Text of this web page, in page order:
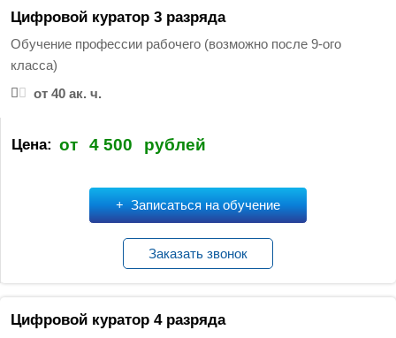
Цифровой куратор 3 разряда
Обучение профессии рабочего (возможно после 9-ого
класса)
от 40 ак. ч.
Цена: от 4 500 рублей
Записаться на обучение
Заказать звонок
Цифровой куратор 4 разряда